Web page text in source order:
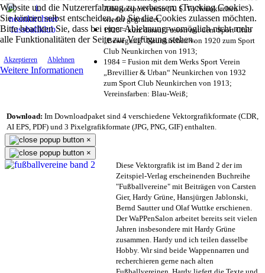
Website und die Nutzererfahrung zu verbessern (Tracking Cookies).
Sie können selbst entscheiden, ob Sie die Cookies zulassen möchten.
Bitte beachten Sie, dass bei einer Ablehnung womöglich nicht mehr
alle Funktionalitäten der Seite zur Verfügung stehen.
Akzeptieren Ablehnen
Weitere Informationen
Arbeitersportverein (A. S. V.) Neunkirchen
wieder gegründet;
1925 = kurz darauf Fusion mit dem Sport Club
„Bewegung“ Neunkirchen von 1920 zum Sport
Club Neunkirchen von 1913;
1984 = Fusion mit dem Werks Sport Verein
„Brevillier & Urban“ Neunkirchen von 1932
zum Sport Club Neunkirchen von 1913;
Vereinsfarben: Blau-Weiß;
Download: Im Downloadpaket sind 4 verschiedene Vektorgrafikformate (CDR,
AI EPS, PDF) und 3 Pixelgrafikformate (JPG, PNG, GIF) enthalten.
×
×
Diese Vektorgrafik ist im Band 2 der im
Zeitspiel-Verlag erscheinenden Buchreihe
"Fußballvereine" mit Beiträgen von Carsten
Gier, Hardy Grüne, Hansjürgen Jablonski,
Bernd Sautter und Olaf Wuttke erschienen.
Der WaPPenSalon arbeitet bereits seit vielen
Jahren insbesondere mit Hardy Grüne
zusammen. Hardy und ich teilen dasselbe
Hobby. Wir sind beide Wappennarren und
recherchieren gerne nach alten